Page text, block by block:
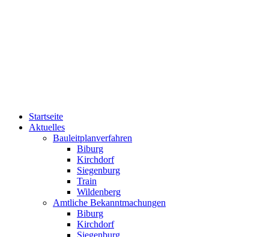
Startseite
Aktuelles
Bauleitplanverfahren
Biburg
Kirchdorf
Siegenburg
Train
Wildenberg
Amtliche Bekanntmachungen
Biburg
Kirchdorf
Siegenburg